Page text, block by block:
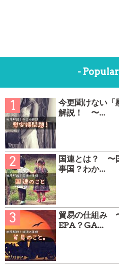
-
今更聞けない「
解説！ 〜...
国連とは？ 〜
事国？わか...
貿易の仕組み
EPA？GA...